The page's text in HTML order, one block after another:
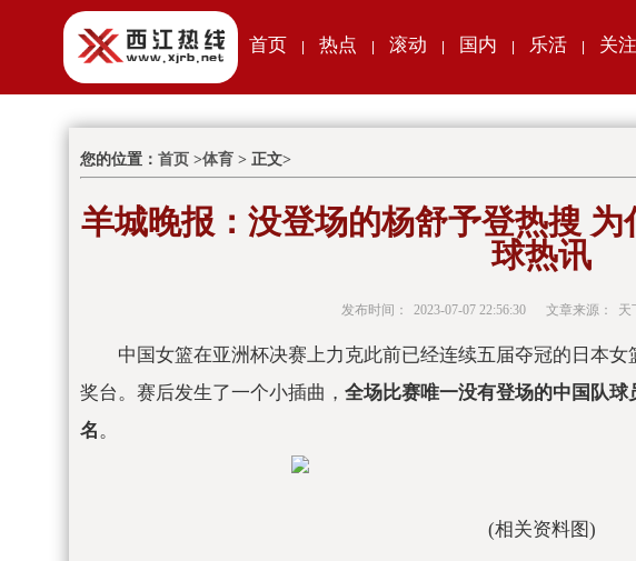
首页 热点 滚动 国内 乐活 关注
您的位置： 首页 >体育 > 正文>
羊城晚报：没登场的杨舒予登热搜
球热讯
发布时间： 2023-07-07 22:56:30 文章来源： 天
中国女篮在亚洲杯决赛上力克此前已经连续五届夺冠的日本
奖台。赛后发生了一个小插曲， 全场比赛唯一没有登场的中国队
名。
(相关资料图)